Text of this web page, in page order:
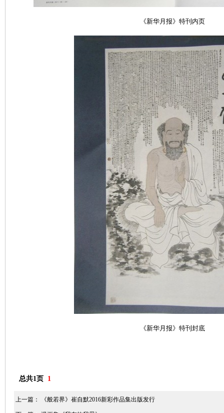
《新华月报》特刊 内页
《新华月报》特刊 封底
总共1页 1
上一篇： 《般若界》崔自默2016新彩作品集出版发行